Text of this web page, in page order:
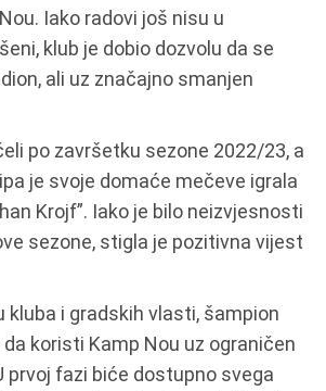
Iako radovi još nisu u
klub je dobio dozvolu da se
ali uz značajno smanjen
po završetku sezone 2022/23, a
je svoje domaće mečeve igrala
Krojf”. Iako je bilo neizvjesnosti
sezone, stigla je pozitivna vijest
kluba i gradskih vlasti, šampion
koristi Kamp Nou uz ograničen
prvoj fazi biće dostupno svega